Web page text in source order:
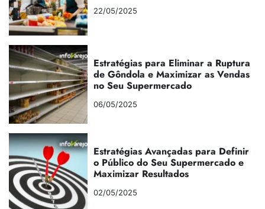
22/05/2025
Estratégias para Eliminar a Ruptura
de Gôndola e Maximizar as Vendas
no Seu Supermercado
06/05/2025
Estratégias Avançadas para Definir
o Público do Seu Supermercado e
Maximizar Resultados
02/05/2025